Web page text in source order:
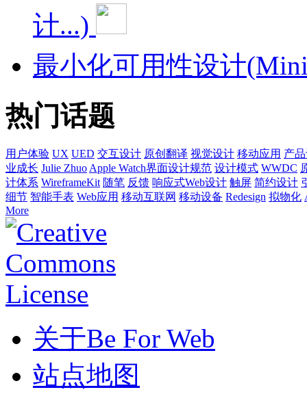
计...)
最小化可用性设计
热门话题
用户体验 UX UED 交互设计 原创翻译 视觉设计 移动应用 产
业成长 Julie Zhuo Apple Watch界面设计规范 设计模式 WWDC
计体系 WireframeKit 随笔 反馈 响应式Web设计 触屏 简约设计
细节 智能手表 Web应用 移动互联网 移动设备 Redesign 拟物化
More
关于Be For Web
站点地图